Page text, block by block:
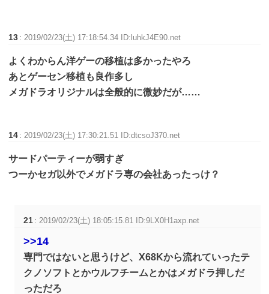
13 : 2019/02/23(土) 17:18:54.34 ID:luhkJ4E90.net
よくわからん洋ゲーの移植は多かったやろ
あとゲーセン移植も良作多し
メガドラオリジナルは全般的に微妙だが……
14 : 2019/02/23(土) 17:30:21.51 ID:dtcsoJ370.net
サードパーティーが弱すぎ
つーかセガ以外でメガドラ専の会社あったっけ？
21 : 2019/02/23(土) 18:05:15.81 ID:9LX0H1axp.net
>>14
専門ではないと思うけど、X68Kから流れていったテ
クノソフトとかウルフチームとかはメガドラ押しだ
っただろ